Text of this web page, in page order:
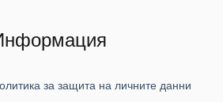
за защита на личните данни